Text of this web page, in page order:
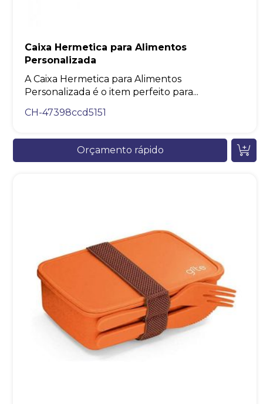
Caixa Hermetica para Alimentos
Personalizada
A Caixa Hermetica para Alimentos
Personalizada é o item perfeito para...
CH-47398ccd5151
Orçamento rápido